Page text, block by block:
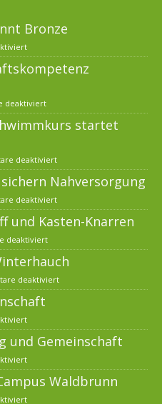
Bronze
deaktiviert
startet
deaktiviert
Nahversorgung
deaktiviert
und Kasten-Knarren
deaktiviert
deaktiviert
und Gemeinschaft
Waldbrunn